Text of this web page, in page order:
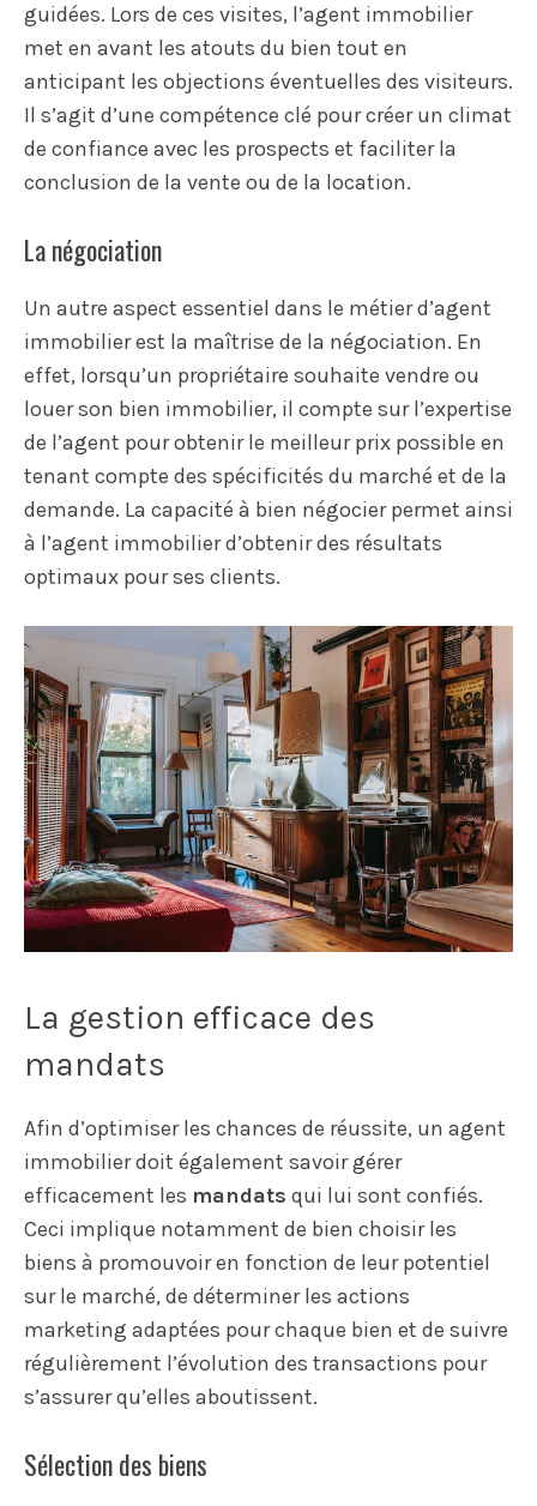
guidées. Lors de ces visites, l’agent immobilier
met en avant les atouts du bien tout en
anticipant les objections éventuelles des visiteurs.
Il s’agit d’une compétence clé pour créer un climat
de confiance avec les prospects et faciliter la
conclusion de la vente ou de la location.
La négociation
Un autre aspect essentiel dans le métier d’agent
immobilier est la maîtrise de la négociation. En
effet, lorsqu’un propriétaire souhaite vendre ou
louer son bien immobilier, il compte sur l’expertise
de l’agent pour obtenir le meilleur prix possible en
tenant compte des spécificités du marché et de la
demande. La capacité à bien négocier permet ainsi
à l’agent immobilier d’obtenir des résultats
optimaux pour ses clients.
La gestion efficace des
mandats
Afin d’optimiser les chances de réussite, un agent
immobilier doit également savoir gérer
efficacement les mandats qui lui sont confiés.
Ceci implique notamment de bien choisir les
biens à promouvoir en fonction de leur potentiel
sur le marché, de déterminer les actions
marketing adaptées pour chaque bien et de suivre
régulièrement l’évolution des transactions pour
s’assurer qu’elles aboutissent.
Sélection des biens